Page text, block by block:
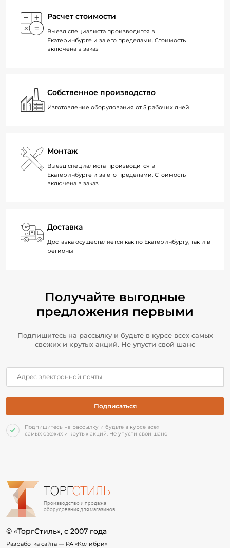
Расчет стоимости
Выезд специалиста производится в
Екатеринбурге и за его пределами. Стоимость
включена в заказ
Собственное производство
Изготовление оборудования от 5 рабочих дней
Монтаж
Выезд специалиста производится в
Екатеринбурге и за его пределами. Стоимость
включена в заказ
Доставка
Доставка осуществляется как по Екатеринбургу, так и в
регионы
Получайте выгодные
предложения первыми
Подпишитесь на рассылку и будьте в курсе всех самых
свежих и крутых акций. Не упусти свой шанс
Подпишитесь на рассылку и будьте в курсе всех
самых свежих и крутых акций. Не упусти свой шанс
ТОРГСТИЛЬ
Производство и продажа
оборудования для магазинов
© «ТоргСтиль», c 2007 года
Разработка сайта — РА «Колибри»